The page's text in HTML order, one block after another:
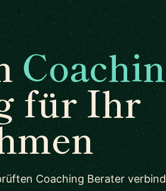
für Ihr
Coaching Berater